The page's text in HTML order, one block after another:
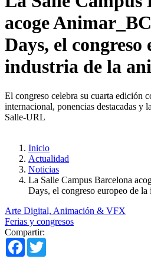
acoge
Days, el congreso
industria de la
El congreso celebra su cuarta edición
internacional, ponencias destacadas y
Salle-URL
Inicio
Actualidad
Noticias
La Salle Campus Barcelona
Days, el congreso europeo de
Arte Digital, Animación & VFX
Ferias y congresos
Compartir:
Facebook